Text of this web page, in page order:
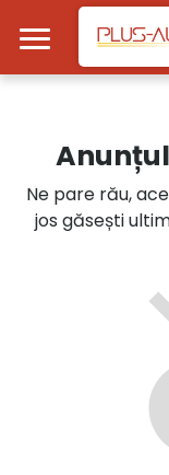
Mergi direct la
Autoturisme
Motociclete
Autoutilitare
Alte tipuri
Ne pare rău,
jos găsești